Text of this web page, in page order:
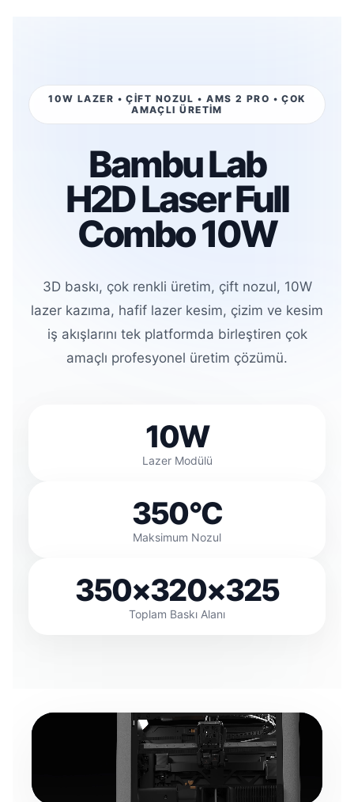
10W LAZER • ÇİFT NOZUL • AMS 2 PRO • ÇOK
AMAÇLI ÜRETİM
Bambu Lab
H2D Laser Full
Combo 10W
3D baskı, çok renkli üretim, çift nozul, 10W
lazer kazıma, hafif lazer kesim, çizim ve kesim
iş akışlarını tek platformda birleştiren çok
amaçlı profesyonel üretim çözümü.
10W
Lazer Modülü
350°C
Maksimum Nozul
350×320×325
Toplam Baskı Alanı